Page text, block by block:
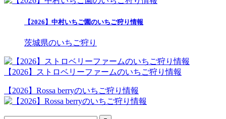
【2026】中村いちご園のいちご狩り情報
茨城県のいちご狩り
【2026】ストロベリーファームのいちご狩り情報
【2026】Rossa berryのいちご狩り情報